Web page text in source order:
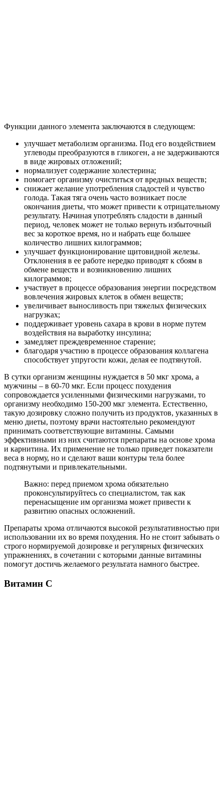
Функции данного элемента заключаются в следующем:
улучшает метаболизм организма. Под его воздействием
углеводы преобразуются в гликоген, а не задерживаются
в виде жировых отложений;
нормализует содержание холестерина;
помогает организму очиститься от вредных веществ;
снижает желание употребления сладостей и чувство
голода. Такая тяга очень часто возникает после
окончания диеты, что может привести к отрицательному
результату. Начиная употреблять сладости в данный
период, человек может не только вернуть избыточный
вес за короткое время, но и набрать еще большее
количество лишних килограммов;
улучшает функционирование щитовидной железы.
Отклонения в ее работе нередко приводят к сбоям в
обмене веществ и возникновению лишних
килограммов;
участвует в процессе образования энергии посредством
вовлечения жировых клеток в обмен веществ;
увеличивает выносливость при тяжелых физических
нагрузках;
поддерживает уровень сахара в крови в норме путем
воздействия на выработку инсулина;
замедляет преждевременное старение;
благодаря участию в процессе образования коллагена
способствует упругости кожи, делая ее подтянутой.
В сутки организм женщины нуждается в 50 мкг хрома, а
мужчины – в 60-70 мкг. Если процесс похудения
сопровождается усиленными физическими нагрузками, то
организму необходимо 150-200 мкг элемента. Естественно,
такую дозировку сложно получить из продуктов, указанных в
меню диеты, поэтому врачи настоятельно рекомендуют
принимать соответствующие витамины. Самыми
эффективными из них считаются препараты на основе хрома
и карнитина. Их применение не только приведет показатели
веса в норму, но и сделают ваши контуры тела более
подтянутыми и привлекательными.
Важно: перед приемом хрома обязательно
проконсультируйтесь со специалистом, так как
перенасыщение им организма может привести к
развитию опасных осложнений.
Препараты хрома отличаются высокой результативностью при
использовании их во время похудения. Но не стоит забывать о
строго нормируемой дозировке и регулярных физических
упражнениях, в сочетании с которыми данные витамины
помогут достичь желаемого результата намного быстрее.
Витамин С